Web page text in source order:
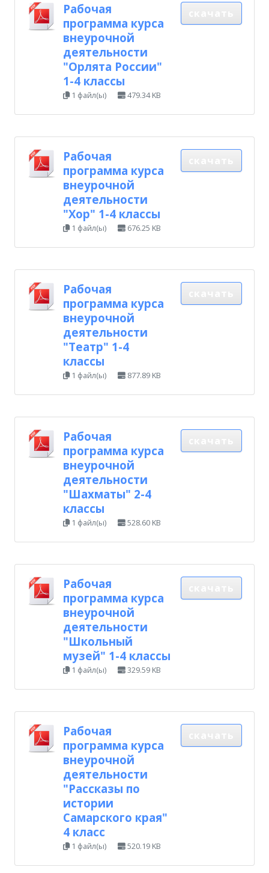
Рабочая
программа курса
внеурочной
деятельности
"Орлята России"
1-4 классы
1 файл(ы) 479.34 KB
Рабочая
программа курса
внеурочной
деятельности
"Хор" 1-4 классы
1 файл(ы) 676.25 KB
Рабочая
программа курса
внеурочной
деятельности
"Театр" 1-4
классы
1 файл(ы) 877.89 KB
Рабочая
программа курса
внеурочной
деятельности
"Шахматы" 2-4
классы
1 файл(ы) 528.60 KB
Рабочая
программа курса
внеурочной
деятельности
"Школьный
музей" 1-4 классы
1 файл(ы) 329.59 KB
Рабочая
программа курса
внеурочной
деятельности
"Рассказы по
истории
Самарского края"
4 класс
1 файл(ы) 520.19 KB